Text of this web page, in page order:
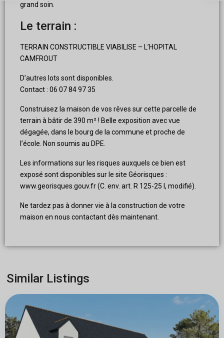
grand soin.
Le terrain :
TERRAIN CONSTRUCTIBLE VIABILISE – L’HOPITAL
CAMFROUT
D’autres lots sont disponibles.
Contact : 06 07 84 97 35
Construisez la maison de vos rêves sur cette parcelle de
terrain à bâtir de 390 m² ! Belle exposition avec vue
dégagée, dans le bourg de la commune et proche de
l’école. Non soumis au DPE.
Les informations sur les risques auxquels ce bien est
exposé sont disponibles sur le site Géorisques :
www.georisques.gouv.fr (C. env. art. R 125-25 I, modifié).
Ne tardez pas à donner vie à la construction de votre
maison en nous contactant dès maintenant.
Similar Listings